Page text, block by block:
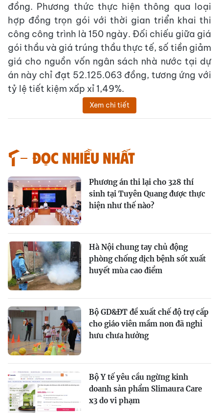
đồng. Phương thức thực hiện thông qua loại
hợp đồng trọn gói với thời gian triển khai thi
công công trình là 150 ngày. Đối chiếu giữa giá
gói thầu và giá trúng thầu thực tế, số tiền giảm
giá cho nguồn vốn ngân sách nhà nước tại dự
án này chỉ đạt 52.125.063 đồng, tương ứng với
tỷ lệ tiết kiệm xấp xỉ 1,49%.
Xem chi tiết
Đọc nhiều nhất
Phương án thi lại cho 328 thí
sinh tại Tuyên Quang được thực
hiện như thế nào?
Hà Nội chung tay chủ động
phòng chống dịch bệnh sốt xuất
huyết mùa cao điểm
Bộ GD&ĐT đề xuất chế độ trợ cấp
cho giáo viên mầm non đã nghỉ
hưu chưa hưởng
Bộ Y tế yêu cầu ngừng kinh
doanh sản phẩm Slimaura Care
x3 do vi phạm